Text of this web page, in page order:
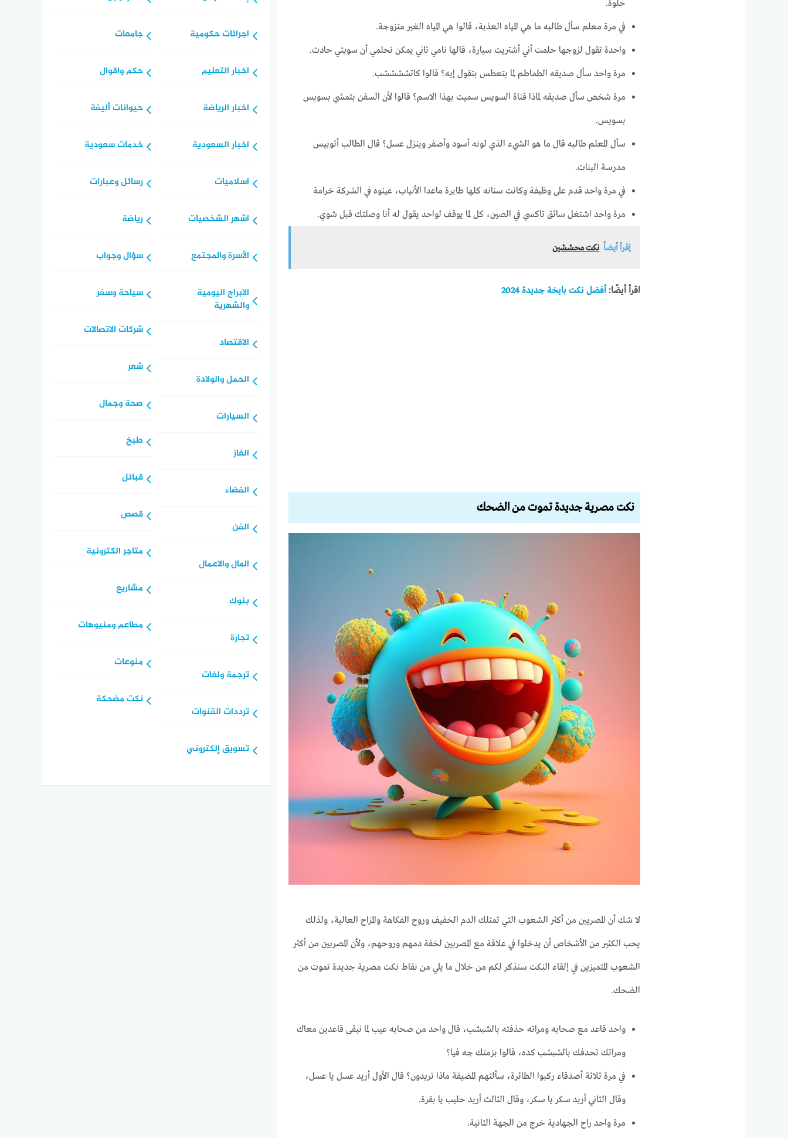
حلوة.
في مرة معلم سأل طالبه ما هي المياه العذبة، قالوا هي المياه الغير متزوجة.
واحدة تقول لزوجها حلمت أني أشتريت سيارة، قالها نامي تاني يمكن تحلمي أن سويتي حادث.
مرة واحد سأل صديقه الطماطم لما بتعطس بتقول إيه؟ قالوا كاتششششب.
مرة شخص سأل صديقه لماذا قناة السويس سميت بهذا الاسم؟ قالوا لأن السفن بتمشي بسويس
بسويس.
سأل المعلم طالبه قال ما هو الشيء الذي لونه أسود وأصفر وينزل عسل؟ قال الطالب أتوبيس
مدرسة البنات.
في مرة واحد قدم على وظيفة وكانت سنانه كلها طايرة ماعدا الأنياب، عينوه في الشركة خرامة
مرة واحد اشتغل سائق تاكسي في الصين، كل لما يوقف لواحد يقول له أنا وصلتك قبل شوي.
إقرأ أيضاً نكت محششين
اقرأ أيضًا: أفضل نكت بايخة جديدة 2024
نكت مصرية جديدة تموت من الضحك
لا شك أن المصريين من أكثر الشعوب التي تمتلك الدم الخفيف وروح الفكاهة والمزاح العالية، ولذلك
يحب الكثير من الأشخاص أن يدخلوا في علاقة مع المصريين لخفة دمهم وروحهم، ولأن المصريين من أكثر
الشعوب المتميزين في إلقاء النكت سنذكر لكم من خلال ما يلي من نقاط نكت مصرية جديدة تموت من
الضحك.
واحد قاعد مع صحابه ومراته حذفته بالشبشب، قال واحد من صحابه عيب لما نبقى قاعدين معاك
ومراتك تحدفك بالشبشب كده، قالوا بزمتك جه فيا؟
في مرة ثلاثة أصدقاء ركبوا الطائرة، سألتهم المضيفة ماذا تريدون؟ قال الأول أريد عسل يا عسل،
وقال الثاني أريد سكر يا سكر، وقال الثالث أريد حليب يا بقرة.
مرة واحد راح الجهادية خرج من الجهة التانية.
اجرائات حكومية
اخبار التعليم
اخبار الرياضة
اخبار السعودية
اسلاميات
اشهر الشخصيات
الأسرة والمجتمع
الابراج اليومية
والشهرية
الاقتصاد
الحمل والولادة
السيارات
الغاز
الفضاء
الفن
المال والاعمال
بنوك
تجارة
ترجمة ولغات
ترددات القنوات
تسويق إلكتروني
جامعات
حكم واقوال
حيوانات أليفة
خدمات سعودية
رسائل وعبارات
رياضة
سؤال وجواب
سياحة وسفر
شركات الاتصالات
شعر
صحة وجمال
طبخ
قبائل
قصص
متاجر الكترونية
مشاريع
مطاعم ومنيوهات
منوعات
نكت مضحكة